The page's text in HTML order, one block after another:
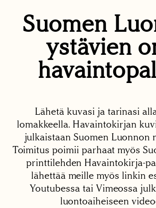
Suomen
ystävien
Lähetä kuvasi ja tarinasi
lomakkeella. Havaintokirjan
julkaistaan Suomen Luonnon
Toimitus poimii parhaat myös
printtilehden Havaintokirja-
lähettää meille myös linkin
Youtubessa tai Vimeossa
luontoaiheiseen